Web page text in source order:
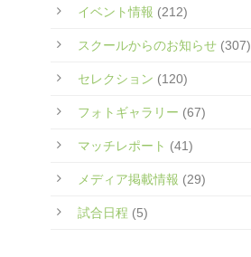
イベント情報 (212)
スクールからのお知らせ(307)
セレクション (120)
フォトギャラリー (67)
マッチレポート (41)
メディア掲載情報 (29)
試合日程 (5)